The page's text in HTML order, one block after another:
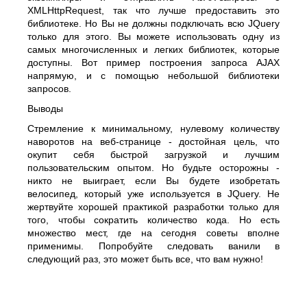
XMLHttpRequest, так что лучше предоставить это
библиотеке. Но Вы не должны подключать всю JQuery
только для этого. Вы можете использовать одну из
самых многочисленных и легких библиотек, которые
доступны. Вот пример построения запроса AJAX
напрямую, и с помощью небольшой библиотеки
запросов.
Выводы
Стремление к минимальному, нулевому количеству
наворотов на веб-странице - достойная цель, что
окупит себя быстрой загрузкой и лучшим
пользовательским опытом. Но будьте осторожны -
никто не выиграет, если Вы будете изобретать
велосипед, который уже используется в JQuery. Не
жертвуйте хорошей практикой разработки только для
того, чтобы сократить количество кода. Но есть
множество мест, где на сегодня советы вполне
применимы. Попробуйте следовать ванили в
следующий раз, это может быть все, что вам нужно!